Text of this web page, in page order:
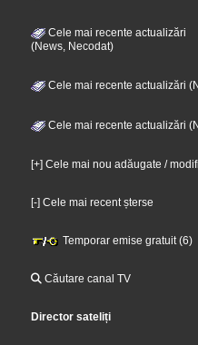
Cele mai recente actualizări
(News, Necodat)
Cele mai recente actualizări
Cele mai recente actualizări
[+] Cele mai nou adăugate /
[-] Cele mai recent șterse
Temporar emise gratuit (6)
Căutare canal TV
Director sateliți